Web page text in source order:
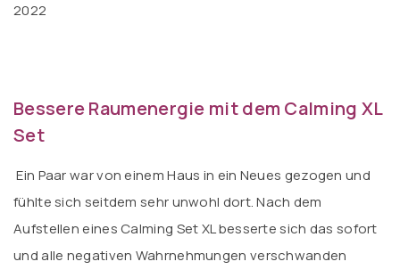
2022
Bessere Raumenergie mit dem Calming XL
Set
Ein Paar war von einem Haus in ein Neues gezogen und
fühlte sich seitdem sehr unwohl dort. Nach dem
Aufstellen eines Calming Set XL besserte sich das sofort
und alle negativen Wahrnehmungen verschwanden